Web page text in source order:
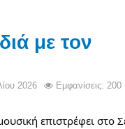
με τον
2026 Εμφανίσεις: 200
επιστρέφει στο